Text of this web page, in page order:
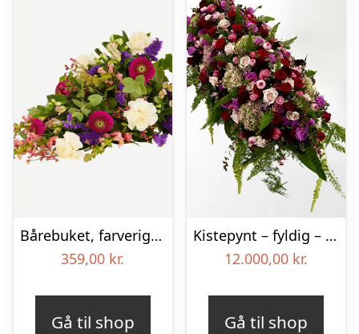
Bårebuket, farverig (Floristens kreative valg)
359,00 kr.
Gå til shop
Kistepynt – fyldig – Blomster til begravelse
12.000,00 kr.
Gå til shop